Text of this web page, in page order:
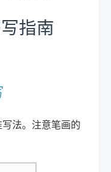
指南
法。注意笔画的